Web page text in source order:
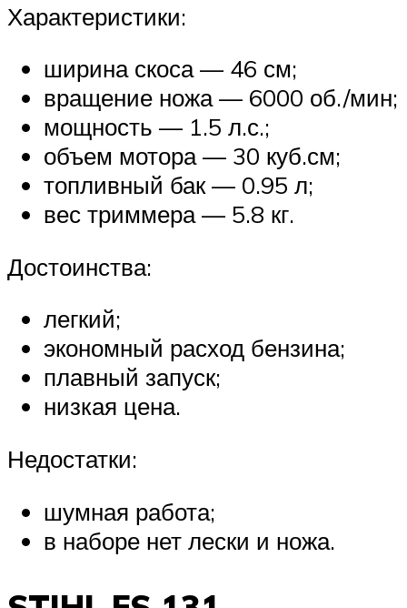
Характеристики:
ширина скоса — 46 см;
вращение ножа — 6000 об./мин;
мощность — 1.5 л.с.;
объем мотора — 30 куб.см;
топливный бак — 0.95 л;
вес триммера — 5.8 кг.
Достоинства:
легкий;
экономный расход бензина;
плавный запуск;
низкая цена.
Недостатки:
шумная работа;
в наборе нет лески и ножа.